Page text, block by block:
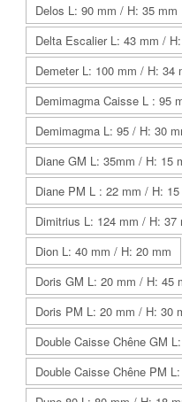
Delos L: 90 mm / H: 35 mm
Delta Escalier L: 43 mm /
Demeter L: 100 mm / H: 34
Demimagma Caisse L : 95
Demimagma L: 95 / H: 30
Diane GM L: 35mm / H: 15
Diane PM L : 22 mm / H: 15
Dimitrius L: 124 mm / H: 37
Dion L: 40 mm / H: 20 mm
Doris GM L: 20 mm / H: 45
Doris PM L: 20 mm / H: 30
Double Caisse Chêne GM
Double Caisse Chêne PM